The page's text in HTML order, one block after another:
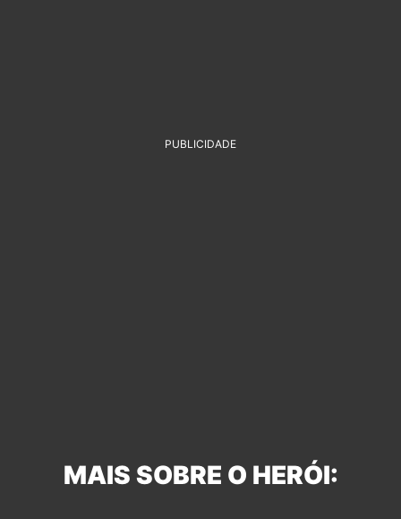
PUBLICIDADE
MAIS SOBRE O HERÓI: